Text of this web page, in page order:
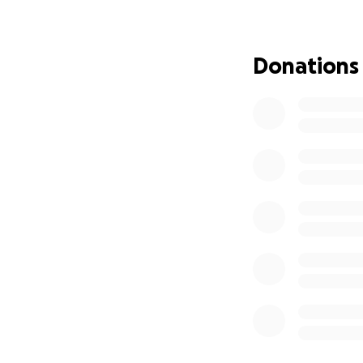
Donations